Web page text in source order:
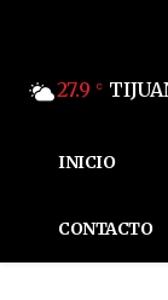
27.9 C
INICIO
CONTACTO